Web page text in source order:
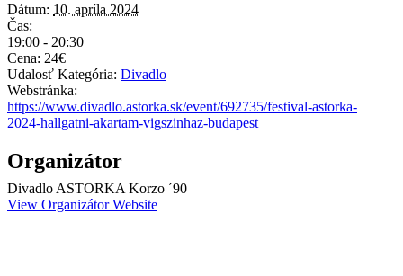
Dátum: 10. apríla 2024
Čas:
19:00 - 20:30
Cena: 24€
Udalosť Kategória: Divadlo
Webstránka:
https://www.divadlo.astorka.sk/event/692735/festival-astorka-
2024-hallgatni-akartam-vigszinhaz-budapest
Organizátor
Divadlo ASTORKA Korzo ´90
View Organizátor Website